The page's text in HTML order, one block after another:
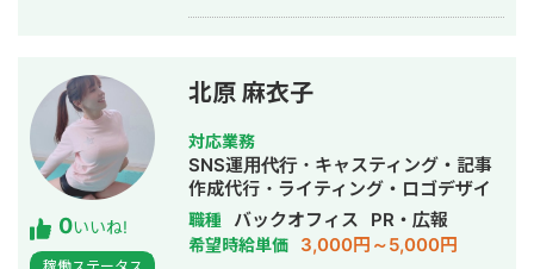
をしています
0いいね!
北原 麻衣子
対応業務
SNS運用代行・キャスティング・記事
作成代行・ライティング・ロゴデザイ
ン・作成・動画制作・動画編集
職種 バックオフィス PR・広報
希望時給単価 3,000円～5,000円